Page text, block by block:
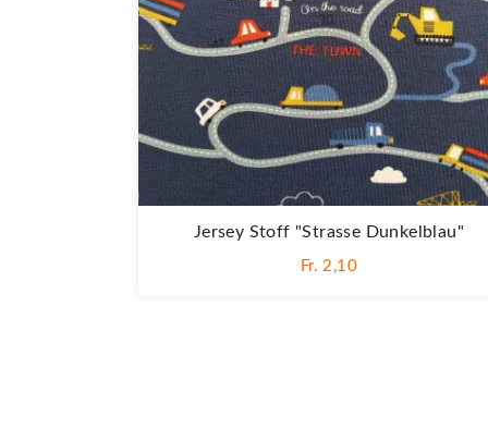
Jersey Stoff "Strasse Dunkelblau"
Fr. 2,10